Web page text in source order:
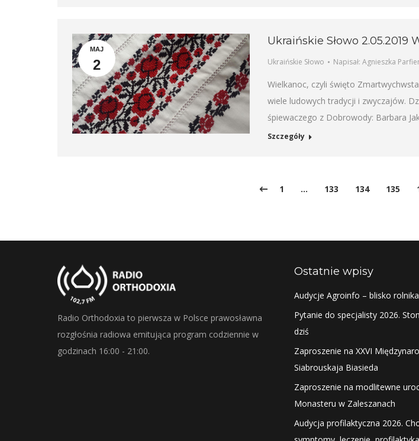
MAJ
2
Ukraińskie Słowo
Ukraińskie Słowo Napisał: Agnieszka
Wielkanoc, czyli święto
wiele ludowych tradycji i zwyczajów.
śpiewaczego z Dobrowody: Barbara
Szczegóły
1 … 133 134 135
Radio Orthodoxia to pierwsza w Polsce prawosławna
rozgłośnia radiowa emitująca program codziennie w
godzinach 16:00 - 21:00.
Ostatnie wpisy
Audycje Agroinfo – blisko rolnika
Pytanie do specjalisty 2026.
dziś
Zaproszenie na XXVI
Siabrouskaja Biasieda
Zaproszenie na modlitewne
Monasteru w Zaleszanach
Audycja profilaktyczna 2026.